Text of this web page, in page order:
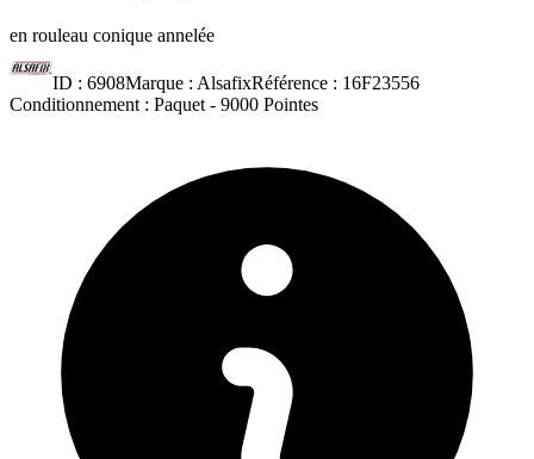
en rouleau conique annelée
ID : 6908Marque : AlsafixRéférence : 16F23556
Conditionnement : Paquet - 9000 Pointes